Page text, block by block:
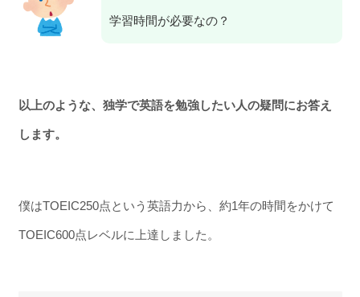
学習時間が必要なの？
以上のような、独学で英語を勉強したい人の疑問にお答え
します。
僕はTOEIC250点という英語力から、約1年の時間をかけて
TOEIC600点レベルに上達しました。